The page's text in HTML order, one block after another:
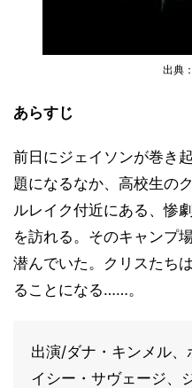
出典：
あらすじ
前日にジェイソンが巻き
題になるなか、高校生の
ルレイク付近にある、惨
を訪れる。そのキャンプ
潜んでいた。クリスたち
ることになる……。
出演/ダナ・キンメル
イシー・サヴェージ、